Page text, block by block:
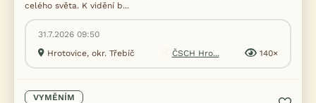
celého světa. K vidění b...
31.7.2026 09:50
Hrotovice, okr. Třebíč
ČSCH Hro... 140×
VYMĚNÍM